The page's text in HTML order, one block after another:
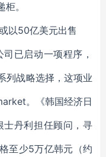
。
以50亿美元出售
已启动一项程序，
列战略选择，这项业
。《韩国经济日
士丹利担任顾问，寻
至少5万亿韩元（约